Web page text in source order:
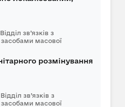
зв’язків з
масової
розмінування
зв’язків з
масової